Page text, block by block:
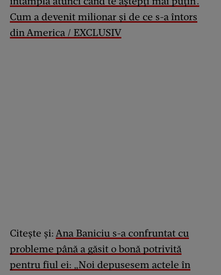
Cum a devenit milionar și de ce s-a întors
din America / EXCLUSIV
Citește și: Ana Baniciu s-a confruntat cu
probleme până a găsit o bonă potrivită
pentru fiul ei: „Noi depusesem actele în